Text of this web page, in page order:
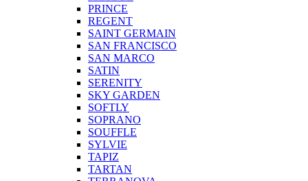
PRINCE
REGENT
SAINT GERMAIN
SAN FRANCISCO
SAN MARCO
SATIN
SERENITY
SKY GARDEN
SOFTLY
SOPRANO
SOUFFLE
SYLVIE
TAPIZ
TARTAN